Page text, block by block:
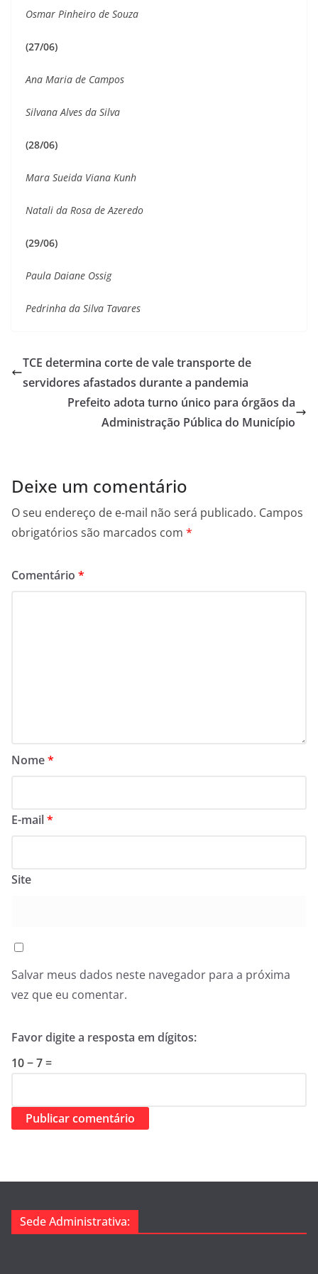
Osmar Pinheiro de Souza
(27/06)
Ana Maria de Campos
Silvana Alves da Silva
(28/06)
Mara Sueida Viana Kunh
Natali da Rosa de Azeredo
(29/06)
Paula Daiane Ossig
Pedrinha da Silva Tavares
TCE determina corte de vale transporte de
servidores afastados durante a pandemia
Prefeito adota turno único para órgãos da
Administração Pública do Município
Deixe um comentário
O seu endereço de e-mail não será publicado. Campos
obrigatórios são marcados com *
Comentário *
Nome*
E-mail*
Site
Salvar meus dados neste navegador para a próxima
vez que eu comentar.
Favor digite a resposta em dígitos:
10 − 7 =
Sede Administrativa: